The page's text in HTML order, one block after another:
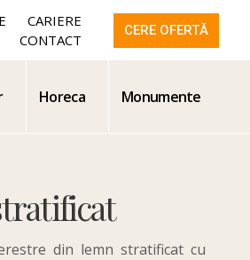
CARIERE
CONTACT
CERE OFERTĂ
Horeca Monumente
din lemn stratificat cu